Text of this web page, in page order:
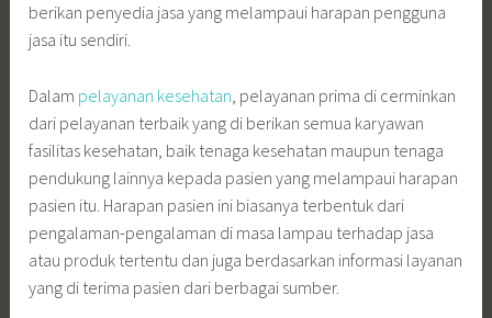
berikan penyedia jasa yang melampaui harapan pengguna
jasa itu sendiri.
Dalam pelayanan kesehatan , pelayanan prima di cerminkan
dari pelayanan terbaik yang di berikan semua karyawan
fasilitas kesehatan, baik tenaga kesehatan maupun tenaga
pendukung lainnya kepada pasien yang melampaui harapan
pasien itu. Harapan pasien ini biasanya terbentuk dari
pengalaman-pengalaman di masa lampau terhadap jasa
atau produk tertentu dan juga berdasarkan informasi layanan
yang di terima pasien dari berbagai sumber.